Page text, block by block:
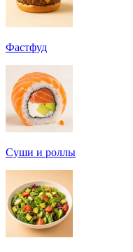
Фастфуд
Суши и роллы